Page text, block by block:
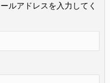
ルアドレスを入力してく